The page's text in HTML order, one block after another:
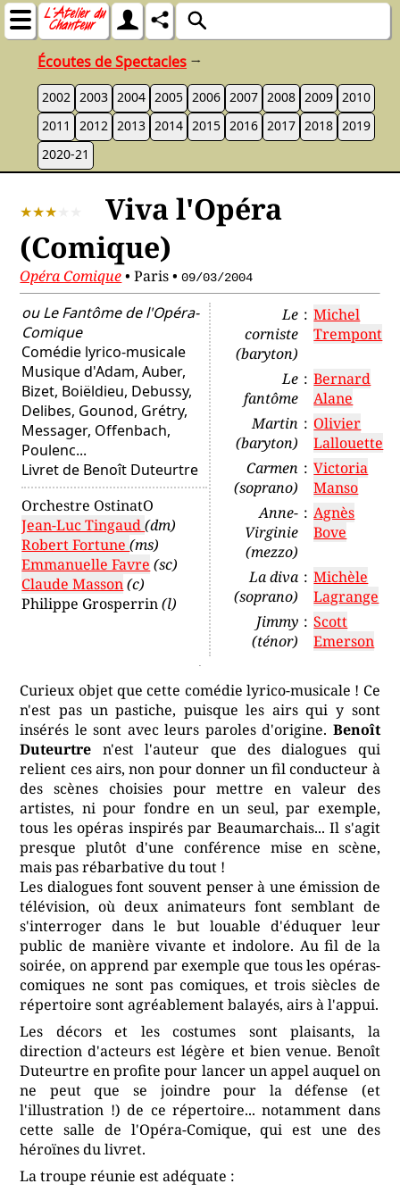
Écoutes de Spectacles →
2002 2003 2004 2005 2006 2007 2008 2009 2010
2011
2012 2013 2014 2015 2016 2017 2018 2019
2020-21
Viva l'Opéra
(Comique)
Opéra Comique•Paris•09/03/2004
ou Le Fantôme de l'Opéra-
Comique
Comédie lyrico-musicale
Musique d'Adam, Auber,
Bizet, Boiëldieu, Debussy,
Delibes, Gounod, Grétry,
Messager, Offenbach,
Poulenc...
Livret de Benoît Duteurtre
Orchestre OstinatO
Jean-Luc Tingaud(dm)
Robert Fortune(ms)
Emmanuelle Favre (sc)
Claude Masson(c)
Philippe Grosperrin(l)
Le
corniste
(baryton)
: Michel
Trempont
Le
fantôme
: Bernard
Alane
Martin
(baryton)
: Olivier
Lallouette
Carmen
(soprano)
: Victoria
Manso
Anne-
Virginie
(mezzo)
: Agnès
Bove
La diva
(soprano)
: Michèle
Lagrange
Jimmy
(ténor)
: Scott
Emerson
Curieux objet que cette comédie lyrico-musicale ! Ce
n'est pas un pastiche, puisque les airs qui y sont
insérés le sont avec leurs paroles d'origine. Benoît
Duteurtre n'est l'auteur que des dialogues qui
relient ces airs, non pour donner un fil conducteur à
des scènes choisies pour mettre en valeur des
artistes, ni pour fondre en un seul, par exemple,
tous les opéras inspirés par Beaumarchais... Il s'agit
presque plutôt d'une conférence mise en scène,
mais pas rébarbative du tout !
Les dialogues font souvent penser à une émission de
télévision, où deux animateurs font semblant de
s'interroger dans le but louable d'éduquer leur
public de manière vivante et indolore. Au fil de la
soirée, on apprend par exemple que tous les opéras-
comiques ne sont pas comiques, et trois siècles de
répertoire sont agréablement balayés, airs à l'appui.
Les décors et les costumes sont plaisants, la
direction d'acteurs est légère et bien venue. Benoît
Duteurtre en profite pour lancer un appel auquel on
ne peut que se joindre pour la défense (et
l'illustration !) de ce répertoire... notamment dans
cette salle de l'Opéra-Comique, qui est une des
héroïnes du livret.
La troupe réunie est adéquate :